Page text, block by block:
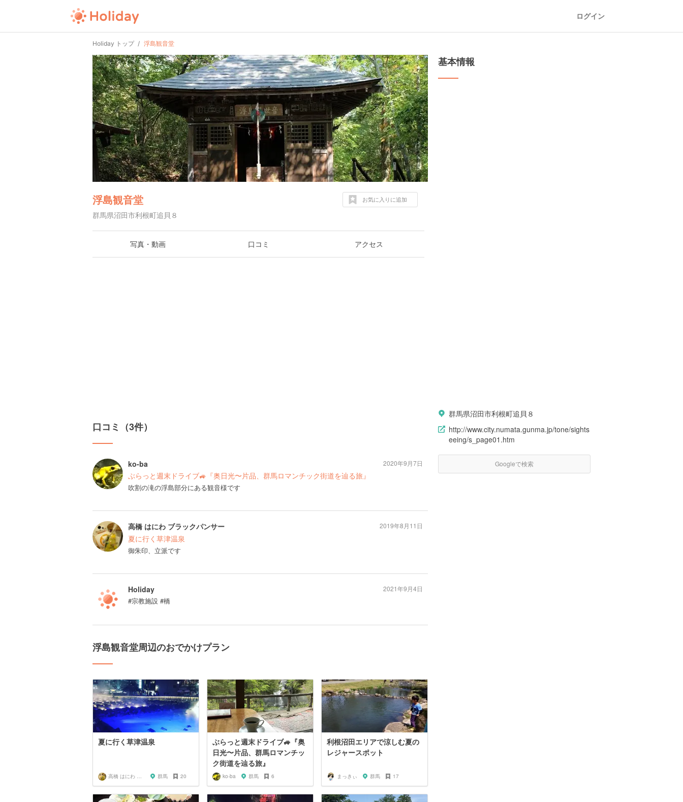
ログイン
Holiday トップ 浮島観音堂
浮島観音堂
群馬県沼田市利根町追貝８
お気に入りに追加
写真・動画 口コミ アクセス
口コミ（3件）
ko-ba
ぶらっと週末ドライブ🚙『奥日光〜片品、群馬ロマンチック街道を辿る旅』
吹割の滝の浮島部分にある観音様です
2020年9月7日
高橋 はにわ ブラックパンサー
夏に行く草津温泉
御朱印、立派です
2019年8月11日
Holiday
#宗教施設 #橋
2021年9月4日
浮島観音堂周辺のおでかけプラン
夏に行く草津温泉
高橋 はにわ ブラックパンサー 群馬 20
ぶらっと週末ドライブ🚙『奥
日光〜片品、群馬ロマンチッ
ク街道を辿る旅』
ko-ba 群馬 6
利根沼田エリアで涼しむ夏の
レジャースポット
まっきぃ 群馬 17
基本情報
群馬県沼田市利根町追貝８
http://www.city.numata.gunma.jp/tone/sights
eeing/s_page01.htm
Googleで検索